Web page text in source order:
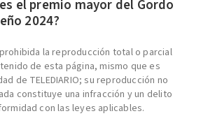
el premio mayor del Gordo
2024?
la reproducción total o parcial
de esta página, mismo que es
de TELEDIARIO; su reproducción no
constituye una infracción y un delito
con las leyes aplicables.